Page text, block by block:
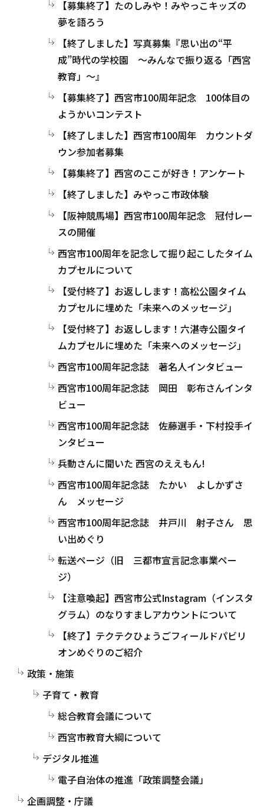
【募集終了】たのしみや！みやっこキッズの
夢を語ろう
【終了しました】写真募集『思い出の“平
成”時代の学校園 ～みんなで振り返る「西宮
教育」～』
【募集終了】西宮市100周年記念 100体目の
ようかいコンテスト
【終了しました】西宮市100周年 カウントダ
ウン参加者募集
【募集終了】西宮のここが好き！アンケート
【終了しました】みやっこ市政体験
【阪神競馬場】西宮市100周年記念 冠付レー
スの開催
西宮市100周年を記念して掘り起こしたタイム
カプセルについて
【受付終了】お返しします！高松公園タイム
カプセルに埋めた「未来へのメッセージ」
【受付終了】お返しします！六湛寺公園タイ
ムカプセルに埋めた「未来へのメッセージ」
西宮市100周年記念誌 著名人インタビュー
西宮市100周年記念誌 岡田 彰布さんインタ
ビュー
西宮市100周年記念誌 佐藤選手・下村投手イ
ンタビュー
兵動さんに聞いた 西宮のええもん!
西宮市100周年記念誌 たかい よしかずさ
ん メッセージ
西宮市100周年記念誌 井戸川 射子さん 思
い出めぐり
転送ページ（旧 三都市宣言記念事業ペー
ジ）
【注意喚起】西宮市公式Instagram（インスタ
グラム）のなりすましアカウントについて
【終了】テクテクひょうごフィールドパビリ
オンめぐりのご紹介
政策・施策
子育て・教育
総合教育会議について
西宮市教育大綱について
デジタル推進
電子自治体の推進「政策調整会議」
企画調整・庁議